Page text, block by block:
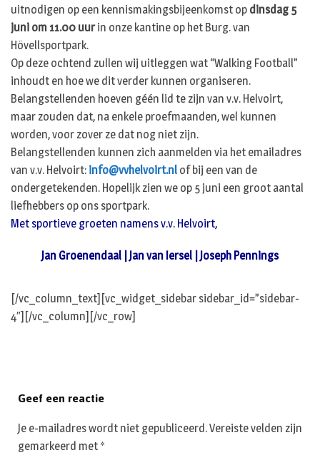
uitnodigen op een kennismakingsbijeenkomst op dinsdag 5
juni om 11.00 uurin onze kantine op het Burg. van
Hövellsportpark.
Op deze ochtend zullen wij uitleggen wat “Walking Football”
inhoudt en hoe we dit verder kunnen organiseren.
Belangstellenden hoeven géén lid te zijn van v.v. Helvoirt,
maar zouden dat, na enkele proefmaanden, wel kunnen
worden, voor zover ze dat nog niet zijn.
Belangstellenden kunnen zich aanmelden via het emailadres
van v.v. Helvoirt: info@vvhelvoirt.nl of bij een van de
ondergetekenden. Hopelijk zien we op 5 juni een groot aantal
liefhebbers op ons sportpark.
Met sportieve groeten namens v.v. Helvoirt,
Jan Groenendaal | Jan van Iersel | Joseph Pennings
[/vc_column_text][vc_widget_sidebar sidebar_id=”sidebar-
4″][/vc_column][/vc_row]
Geef een reactie
Je e-mailadres wordt niet gepubliceerd.Vereiste velden zijn
gemarkeerd met *